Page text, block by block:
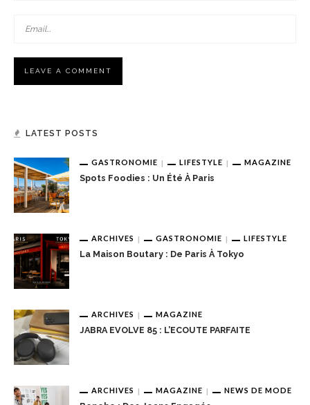
LATEST POSTS
GASTRONOMIE LIFESTYLE MAGAZINE
Spots Foodies : Un Été À Paris
ARCHIVES GASTRONOMIE LIFESTYLE
La Maison Boutary : De Paris À Tokyo
ARCHIVES MAGAZINE
JABRA EVOLVE 85 : L’ECOUTE PARFAITE
ARCHIVES MAGAZINE NEWS DE MODE